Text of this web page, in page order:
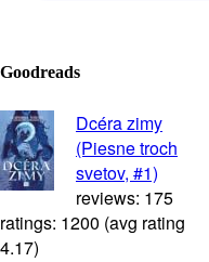
Goodreads
Dcéra zimy
(Piesne troch
svetov, #1)
reviews: 175
ratings: 1200 (avg rating
4.17)